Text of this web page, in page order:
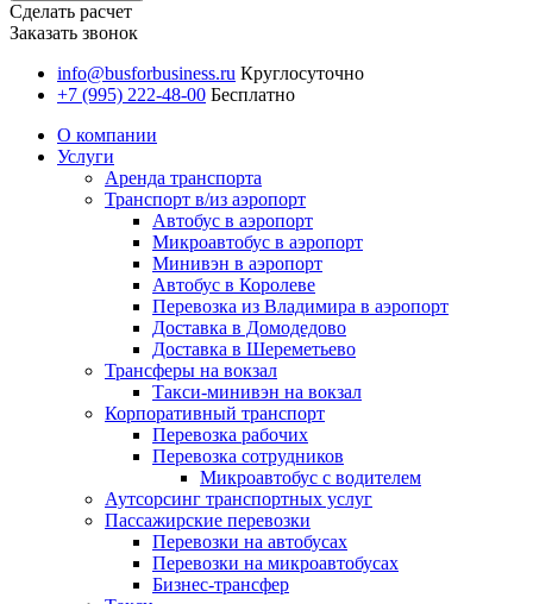
Сделать расчет
Заказать звонок
info@busforbusiness.ru Круглосуточно
+7 (995) 222-48-00 Бесплатно
О компании
Услуги
Аренда транспорта
Транспорт в/из аэропорт
Автобус в аэропорт
Микроавтобус в аэропорт
Минивэн в аэропорт
Автобус в Королеве
Перевозка из Владимира в аэропорт
Доставка в Домодедово
Доставка в Шереметьево
Трансферы на вокзал
Такси-минивэн на вокзал
Корпоративный транспорт
Перевозка рабочих
Перевозка сотрудников
Микроавтобус с водителем
Аутсорсинг транспортных услуг
Пассажирские перевозки
Перевозки на автобусах
Перевозки на микроавтобусах
Бизнес-трансфер